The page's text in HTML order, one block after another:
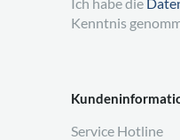
Service Hotline
Kenntnis